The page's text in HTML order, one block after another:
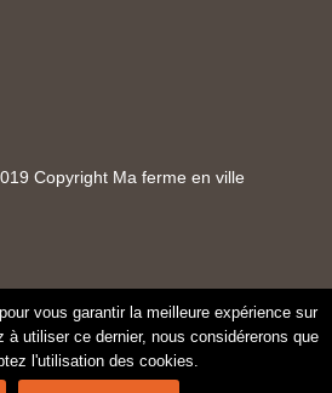
Copyright Ma ferme en ville
vous garantir la meilleure expérience sur
utiliser ce dernier, nous considérerons que
l'utilisation des cookies.